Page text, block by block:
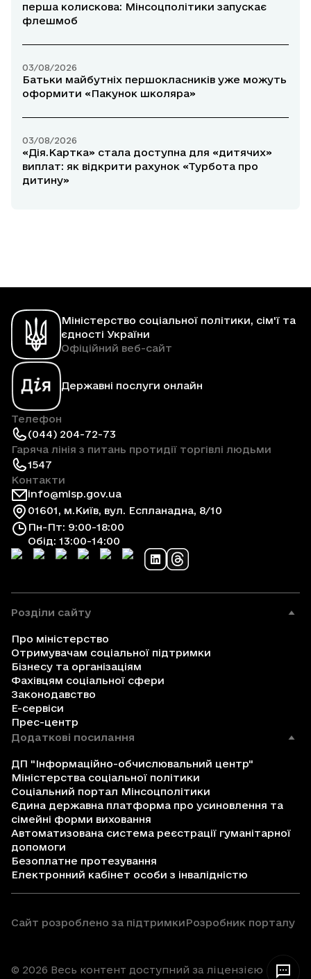
перша колискова: Мінсоцполітики запускає
флешмоб
03/08/2026
Батьки майбутніх першокласників уже можуть
оформити «Пакунок школяра»
03/08/2026
«Дія.Картка» стала доступна для «дитячих»
виплат: як відкрити рахунок «Турбота про
дитину»
Міністерство соціальної політики, сім'ї та
єдності України
Офіційний веб-сайт
Державні послуги онлайн
Телефон
(044) 204-72-73
Гаряча лінія з питань протидії торгівлі людьми
1547
Контакти
info@mlsp.gov.ua
01601, м.Київ, вул. Еспланадна, 8/10
Пн-Пт: 9:00-18:00
Обід: 13:00-14:00
Розділи сайту
Про міністерство
Отримувачам соціальної підтримки
Бізнесу та організаціям
Фахівцям соціальної сфери
Законодавство
Е-сервіси
Прес-центр
Додаткові посилання
ДП "Інформаційно-обчислювальний центр"
Міністерства соціальної політики
Соціальний портал Мінсоцполітики
Єдина державна платформа про усиновлення та
сімейні форми виховання
Автоматизована система реєстрації гуманітарної
допомоги
Безоплатне протезування
Електронний кабінет особи з інвалідністю
Сайт розроблено за підтримкиРозробник порталу
© 2026 Весь контент доступний за ліцензією